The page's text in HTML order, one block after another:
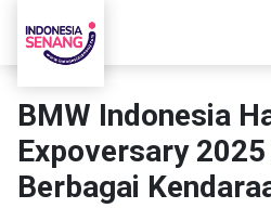
BMW Indonesia
Expoversary 2025
Berbagai